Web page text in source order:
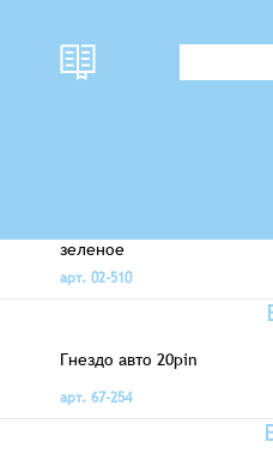
зеленое
мультируль
арт. 02-510
Гнездо авто 20pin
арт. 67-254